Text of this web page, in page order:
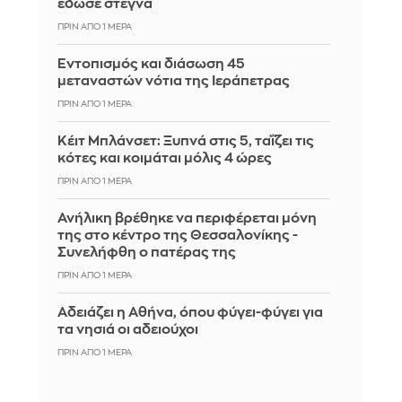
έδωσε στεγνά
ΠΡΙΝ ΑΠΌ 1 ΜΈΡΑ
Εντοπισμός και διάσωση 45
μεταναστών νότια της Ιεράπετρας
ΠΡΙΝ ΑΠΌ 1 ΜΈΡΑ
Κέιτ Μπλάνσετ: Ξυπνά στις 5, ταΐζει τις
κότες και κοιμάται μόλις 4 ώρες
ΠΡΙΝ ΑΠΌ 1 ΜΈΡΑ
Ανήλικη βρέθηκε να περιφέρεται μόνη
της στο κέντρο της Θεσσαλονίκης -
Συνελήφθη ο πατέρας της
ΠΡΙΝ ΑΠΌ 1 ΜΈΡΑ
Αδειάζει η Αθήνα, όπου φύγει-φύγει για
τα νησιά οι αδειούχοι
ΠΡΙΝ ΑΠΌ 1 ΜΈΡΑ